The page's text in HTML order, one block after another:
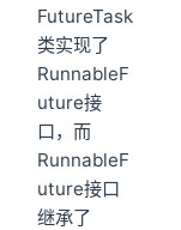
FutureTask
类实现了
RunnableF
uture接
口，而
RunnableF
uture接口
继承了